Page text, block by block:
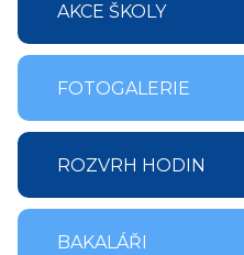
AKCE ŠKOLY
FOTOGALERIE
ROZVRH HODIN
BAKALÁŘI